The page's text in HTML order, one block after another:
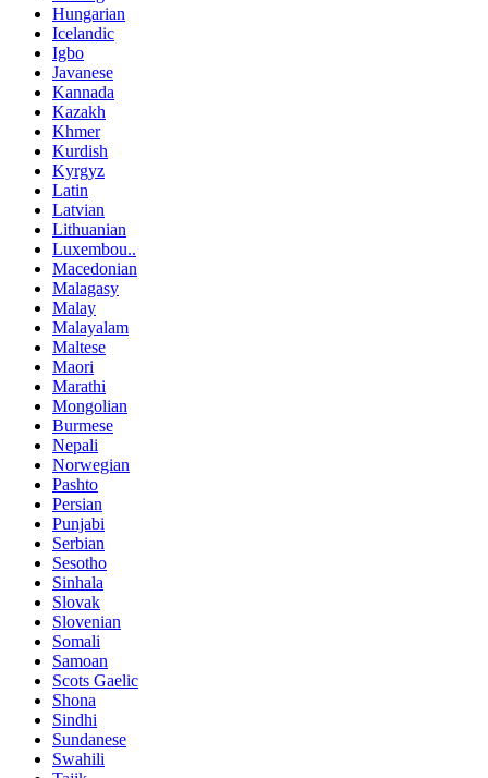
Hungarian
Icelandic
Igbo
Javanese
Kannada
Kazakh
Khmer
Kurdish
Kyrgyz
Latin
Latvian
Lithuanian
Luxembou..
Macedonian
Malagasy
Malay
Malayalam
Maltese
Maori
Marathi
Mongolian
Burmese
Nepali
Norwegian
Pashto
Persian
Punjabi
Serbian
Sesotho
Sinhala
Slovak
Slovenian
Somali
Samoan
Scots Gaelic
Shona
Sindhi
Sundanese
Swahili